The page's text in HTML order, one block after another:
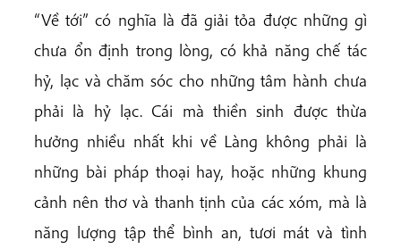
“Về tới” có nghĩa là đã giải tỏa được những gì
chưa ổn định trong lòng, có khả năng chế tác
hỷ, lạc và chăm sóc cho những tâm hành chưa
phải là hỷ lạc. Cái mà thiền sinh được thừa
hưởng nhiều nhất khi về Làng không phải là
những bài pháp thoại hay, hoặc những khung
cảnh nên thơ và thanh tịnh của các xóm, mà là
năng lượng tập thể bình an, tươi mát và tình